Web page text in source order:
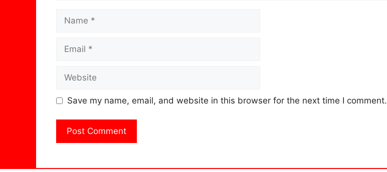
Save my name, email, and website in this browser for the next time I comment.